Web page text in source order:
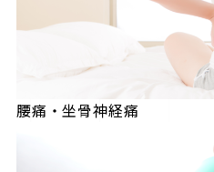
腰痛・坐骨神経痛